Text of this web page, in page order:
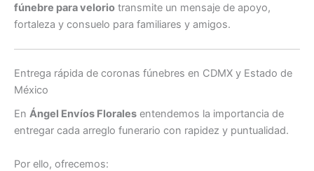
fúnebre para velorio transmite un mensaje de apoyo,
fortaleza y consuelo para familiares y amigos.
Entrega rápida de coronas fúnebres en CDMX y Estado de
México
En Ángel Envíos Florales entendemos la importancia de
entregar cada arreglo funerario con rapidez y puntualidad.
Por ello, ofrecemos: